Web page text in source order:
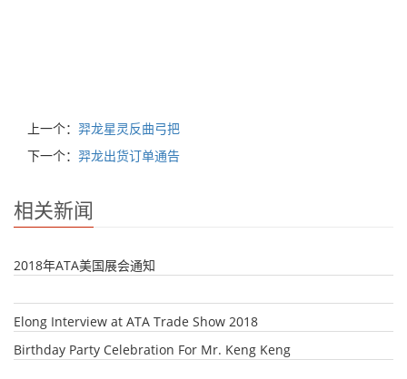
上一个： 羿龙星灵反曲弓把
下一个： 羿龙出货订单通告
相关新闻
2018年ATA美国展会通知
Elong Interview at ATA Trade Show 2018
Birthday Party Celebration For Mr. Keng Keng